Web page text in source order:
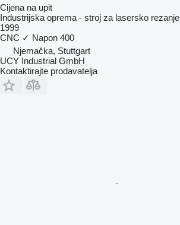
Cijena na upit
Industrijska oprema - stroj za lasersko rezanje
1999
CNC ✓ Napon 400
Njemačka, Stuttgart
UCY Industrial GmbH
Kontaktirajte prodavatelja